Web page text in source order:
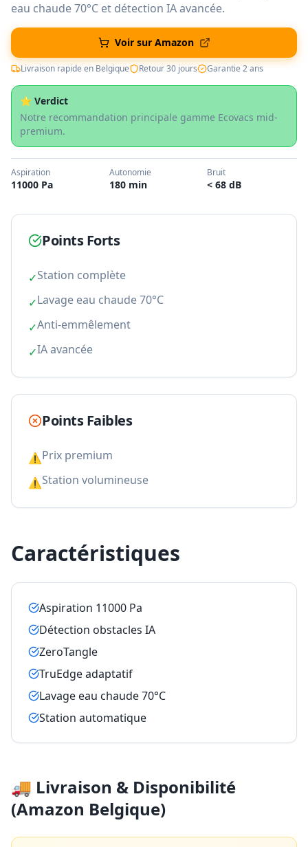
eau chaude 70°C et détection IA avancée.
Voir sur Amazon
Livraison rapide en Belgique Retour 30 jours Garantie 2 ans
⭐ Verdict
Notre recommandation principale gamme Ecovacs mid-
premium.
Aspiration
11000 Pa
Autonomie
180 min
Bruit
< 68 dB
Points Forts
✓Station complète
✓Lavage eau chaude 70°C
✓Anti-emmêlement
✓IA avancée
Points Faibles
⚠Prix premium
⚠Station volumineuse
Caractéristiques
Aspiration 11000 Pa
Détection obstacles IA
ZeroTangle
TruEdge adaptatif
Lavage eau chaude 70°C
Station automatique
🚚 Livraison & Disponibilité
(Amazon Belgique)